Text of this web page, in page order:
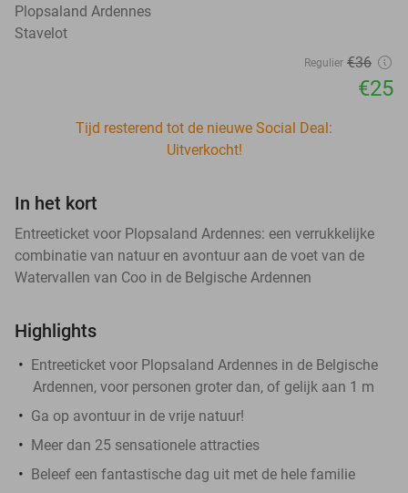
Plopsaland Ardennes
Stavelot
Regulier €36
€25
Tijd resterend tot de nieuwe Social Deal:
Uitverkocht!
In het kort
Entreeticket voor Plopsaland Ardennes: een verrukkelijke
combinatie van natuur en avontuur aan de voet van de
Watervallen van Coo in de Belgische Ardennen
Highlights
Entreeticket voor Plopsaland Ardennes in de Belgische
Ardennen, voor personen groter dan, of gelijk aan 1 m
Ga op avontuur in de vrije natuur!
Meer dan 25 sensationele attracties
Beleef een fantastische dag uit met de hele familie